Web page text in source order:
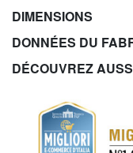
DIMENSIONS
DONNÉES DU
DÉCOUVREZ